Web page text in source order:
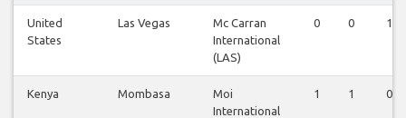
United
States
Las Vegas
Mc Carran
International
(LAS)
0 0 1
Kenya Mombasa
Moi
International
1 1 0